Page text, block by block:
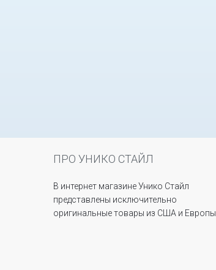
ПРО УНИКО СТАЙЛ
В интернет магазине Унико Стайл
представлены исключительно
оригинальные товары из США и Европы